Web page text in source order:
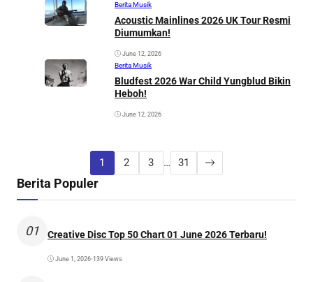
Berita Musik
Acoustic Mainlines 2026 UK Tour Resmi
Diumumkan!
June 12, 2026
Berita Musik
Bludfest 2026 War Child Yungblud Bikin
Heboh!
June 12, 2026
1 2 3 … 31
Berita Populer
01 Creative Disc Top 50 Chart 01 June 2026 Terbaru!
June 1, 2026•139 Views